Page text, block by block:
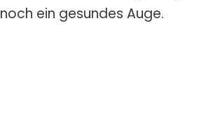
noch ein gesundes Auge.